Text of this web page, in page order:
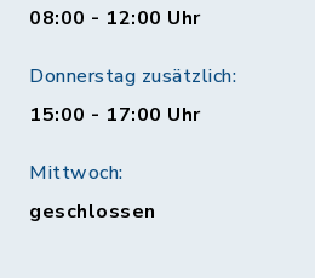
08:00 - 12:00 Uhr
Donnerstag zusätzlich:
15:00 - 17:00 Uhr
Mittwoch:
geschlossen